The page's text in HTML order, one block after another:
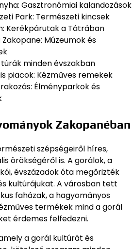
Gasztronómiai kalandozások
Park: Természeti kincsek
Kerékpárutak a Tátrában
Múzeumok és
minden évszakban
piacok: Kézműves remekek
Élményparkok és
Zakopanéban
szépségeiről híres,
örökségéről is. A gorálok, a
évszázadok óta megőrizték
kultúrájukat. A városban tett
faházak, a hagyományos
termékek mind a gorál
érdemes felfedezni.
a gorál kultúrát és